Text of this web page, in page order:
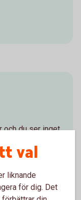
och du ser inget
val
liknande
för dig. Det